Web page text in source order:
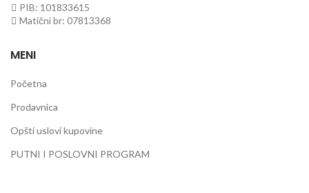
PIB: 101833615
Matični br: 07813368
MENI
Početna
Prodavnica
Opšti uslovi kupovine
PUTNI I POSLOVNI PROGRAM